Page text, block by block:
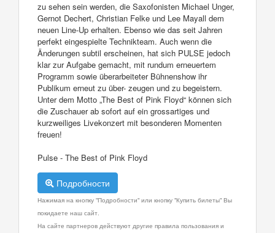
zu sehen sein werden, die Saxofonisten Michael Unger,
Gernot Dechert, Christian Felke und Lee Mayall dem
neuen Line-Up erhalten. Ebenso wie das seit Jahren
perfekt eingespielte Technikteam. Auch wenn die
Änderungen subtil erscheinen, hat sich PULSE jedoch
klar zur Aufgabe gemacht, mit rundum erneuertem
Programm sowie überarbeiteter Bühnenshow ihr
Publikum erneut zu über- zeugen und zu begeistern.
Unter dem Motto „The Best of Pink Floyd“ können sich
die Zuschauer ab sofort auf ein grossartiges und
kurzweiliges Livekonzert mit besonderen Momenten
freuen!
Pulse - The Best of Pink Floyd
Подробности
Нажимая на кнопку "Подробности" или кнопку "Купить билеты" Вы
покидаете наш сайт.
На сайте партнеров действуют другие правила пользования и